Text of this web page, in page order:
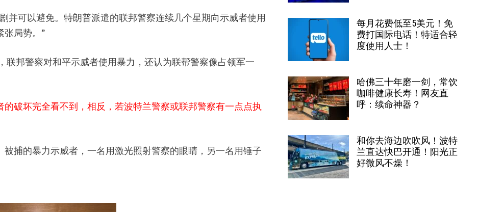
并可以避免。特朗普派遣的联邦警察连续几个星期向示威者使用
张局势。”
联邦警察对和平示威者使用暴力，还认为联帮警察像占领军一
破坏完全看不到，相反，若波特兰警察或联邦警察有一点点执
捕的暴力示威者，一名用激光照射警察的眼睛，另一名用锤子
每月花费低至5美元！免
费打国际电话！特适合轻
度使用人士！
哈佛三十年磨一剑，常饮
咖啡健康长寿！网友直
呼：续命神器？
和你去海边吹吹风！波特
兰直达快巴开通！阳光正
好微风不燥！